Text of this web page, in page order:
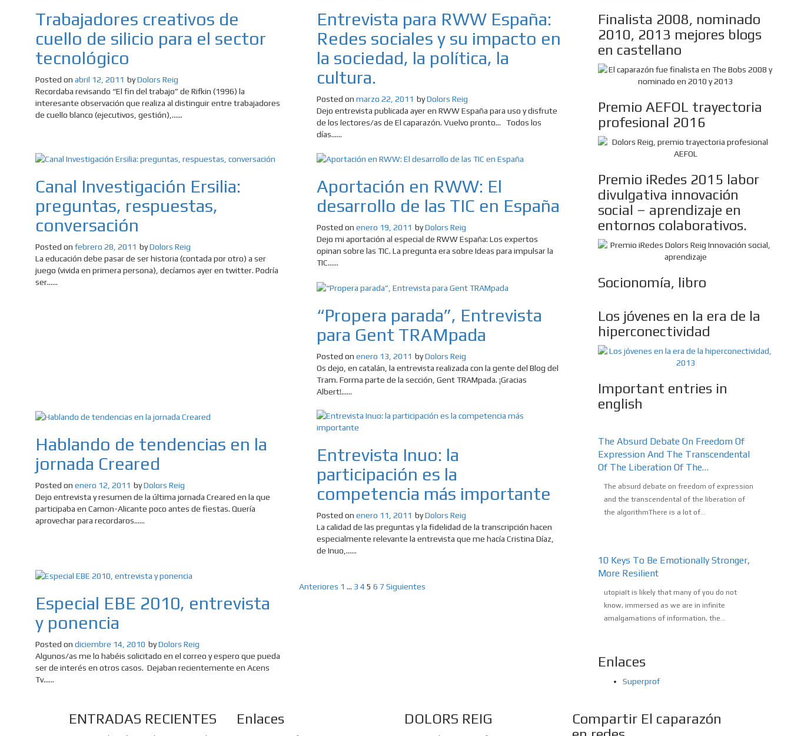
Trabajadores creativos de
cuello de silicio para el sector
tecnológico
Posted on abril 12, 2011 byDolors Reig
Recordaba revisando “El fin del trabajo” de Rifkin (1996) la
interesante observación que realiza al distinguir entre trabajadores
de cuello blanco (ejecutivos, gestión),......
Entrevista para RWW España:
Redes sociales y su impacto en
la sociedad, la política, la
cultura.
Posted on marzo 22, 2011 byDolors Reig
Dejo entrevista publicada ayer en RWW España para uso y disfrute
de los lectores/as de El caparazón. Vuelvo pronto… Todos los
días......
Canal Investigación Ersilia:
preguntas, respuestas,
conversación
Posted on febrero 28, 2011 byDolors Reig
La educación debe pasar de ser historia (contada por otro) a ser
juego (vivida en primera persona), decíamos ayer en twitter. Podría
ser......
Aportación en RWW: El
desarrollo de las TIC en España
Posted on enero 19, 2011 byDolors Reig
Dejo mi aportación al especial de RWW España: Los expertos
opinan sobre las TIC. La pregunta era sobre Ideas para impulsar la
TIC......
“Propera parada”, Entrevista
para Gent TRAMpada
Posted on enero 13, 2011 byDolors Reig
Os dejo, en catalán, la entrevista realizada con la gente del Blog del
Tram. Forma parte de la sección, Gent TRAMpada. ¡Gracias
Albert!......
Hablando de tendencias en la
jornada Creared
Posted on enero 12, 2011 byDolors Reig
Dejo entrevista y resumen de la última jornada Creared en la que
participaba en Camon-Alicante poco antes de fiestas. Quería
aprovechar para recordaros......
Entrevista Inuo: la
participación es la
competencia más importante
Posted on enero 11, 2011 byDolors Reig
La calidad de las preguntas y la fidelidad de la transcripción hacen
especialmente relevante la entrevista que me hacía Cristina Díaz,
de Inuo,......
Especial EBE 2010, entrevista
y ponencia
Posted on diciembre 14, 2010 byDolors Reig
Algunos/as me lo habéis solicitado en el correo y espero que pueda
ser de interés en otros casos. Dejaban recientemente en Acens
Tv......
Paginación
Anteriores 1 … 3 4 5 6 7 Siguientes
Finalista 2008, nominado
2010, 2013 mejores blogs
en castellano
Premio AEFOL trayectoria
profesional 2016
Premio iRedes 2015 labor
divulgativa innovación
social – aprendizaje en
entornos colaborativos.
Socionomía, libro
Los jóvenes en la era de la
hiperconectividad
Important entries in
english
The Absurd Debate On Freedom Of
Expression And The Transcendental
Of The Liberation Of The…
The absurd debate on freedom of expression
and the transcendental of the liberation of
the algorithmThere is a lot of...
10 Keys To Be Emotionally Stronger,
More Resilient
utopiaIt is likely that many of you do not
know, immersed as we are in infinite
amalgamations of information, the...
Enlaces
Superprof
ENTRADAS RECIENTES Enlaces DOLORS REIG
Compartir El caparazón